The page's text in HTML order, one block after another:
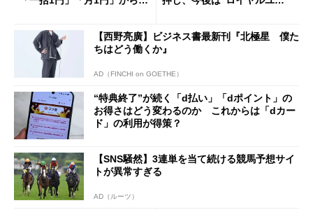
【西野亮廣】ビジネス書最新刊『北極星 僕た
ちはどう働くか』
AD（FINCHI on GOETHE）
“特典終了”が続く「d払い」「dポイント」の
お得さはどう変わるのか これからは「dカー
ド」の利用が得策？
【SNS騒然】3連単を当て続ける競馬予想サイ
トが異常すぎる
AD（ルーツ）